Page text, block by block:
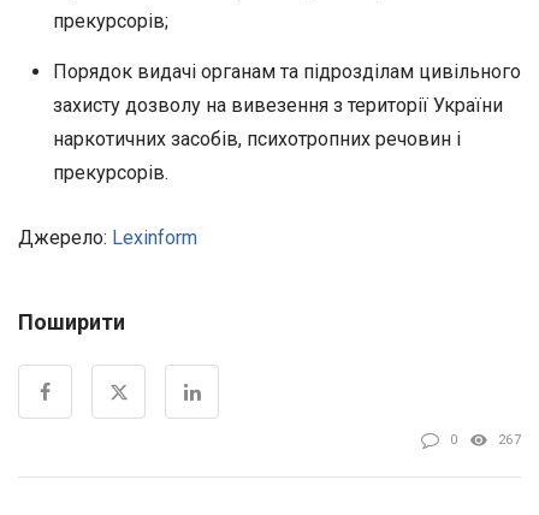
прекурсорів;
Порядок видачі органам та підрозділам цивільного
захисту дозволу на вивезення з території України
наркотичних засобів, психотропних речовин і
прекурсорів.
Джерело: Lexinform
Поширити
0 267